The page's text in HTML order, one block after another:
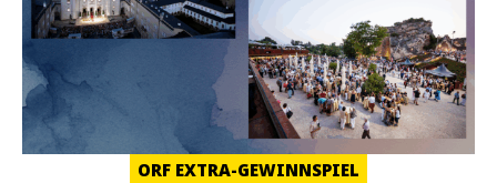
ORF EXTRA-GEWINNSPIEL